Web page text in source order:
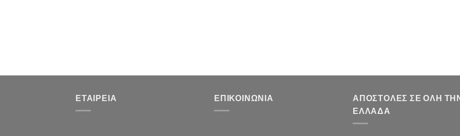
ΕΤΑΙΡΕΊΑ ΕΠΙΚΟΙΝΩΝΊΑ
ΑΠΟΣΤΟΛΈΣ ΣΕ ΌΛΗ
ΕΛΛΆΔΑ